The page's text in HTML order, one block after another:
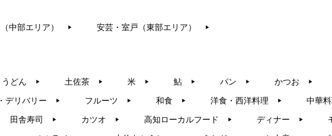
中部エリア） ▶︎ 安芸・室戸（東部エリア） ▶︎
うどん ▶︎ 土佐茶 ▶︎ 米 ▶︎ 鮎 ▶︎ パン ▶︎ かつお ▶︎
デリバリー ▶︎ フルーツ ▶︎ 和食 ▶︎ 洋食・西洋料理 ▶︎ 中華
田舎寿司 ▶︎ カツオ ▶︎ 高知ローカルフード ▶︎ ディナー ▶︎